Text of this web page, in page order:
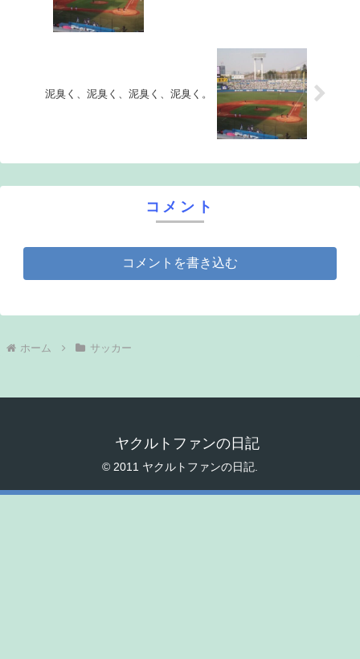
泥臭く、泥臭く、泥臭く、泥臭く。
コメント
コメントを書き込む
ホーム サッカー
ヤクルトファンの日記
© 2011 ヤクルトファンの日記.